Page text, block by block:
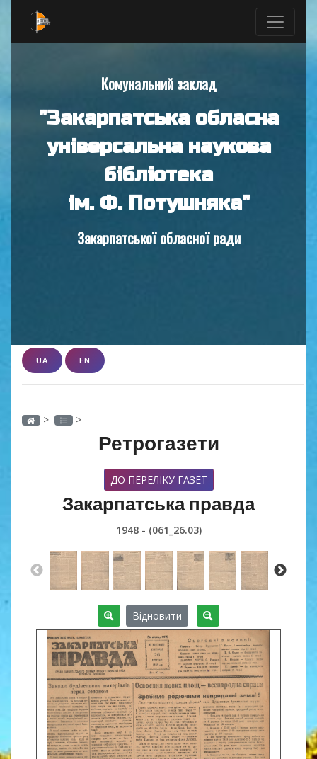
Комунальний заклад
"Закарпатська обласна
універсальна наукова
бібліотека
ім. Ф. Потушняка"
Закарпатської обласної ради
UA EN
> >
Ретрогазети
ДО ПЕРЕЛІКУ ГАЗЕТ
Закарпатська правда
1948 - (061_26.03)
Відновити